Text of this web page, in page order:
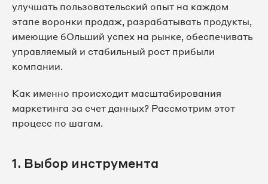
улучшать пользовательский опыт на каждом
этапе воронки продаж, разрабатывать продукты,
имеющие бОльший успех на рынке, обеспечивать
управляемый и стабильный рост прибыли
компании.
Как именно происходит масштабирования
маркетинга за счет данных? Рассмотрим этот
процесс по шагам.
1. Выбор инструмента